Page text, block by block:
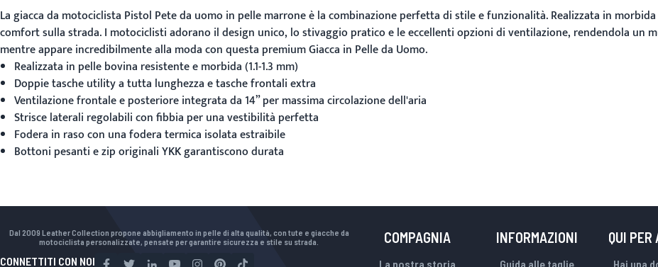
La giacca da motociclista Pistol Pete da uomo in pelle marrone è la combinazione perfetta di stile e funzionalità. Realizzata in
comfort sulla strada. I motociclisti adorano il design unico, lo stivaggio pratico e le eccellenti opzioni di ventilazione, rendendola un
mentre appare incredibilmente alla moda con questa premiumGiacca in Pelle da Uomo.
Realizzata in pelle bovina resistente e morbida (1.1-1.3 mm)
Doppie tasche utility a tutta lunghezza e tasche frontali extra
Ventilazione frontale e posteriore integrata da 14” per massima circolazione dell'aria
Strisce laterali regolabili con fibbia per una vestibilità perfetta
Fodera in raso con una fodera termica isolata estraibile
Bottoni pesanti e zip originali YKK garantiscono durata
Dal 2009 Leather Collection propone abbigliamento in pelle di alta qualità, con tute e giacche da
motociclista personalizzate, pensate per garantire sicurezza e stile su strada.
CONNETTITI CON NOI
COMPAGNIA
La nostra storia
INFORMAZIONI
Guida alle taglie
QUI PER
Hai una